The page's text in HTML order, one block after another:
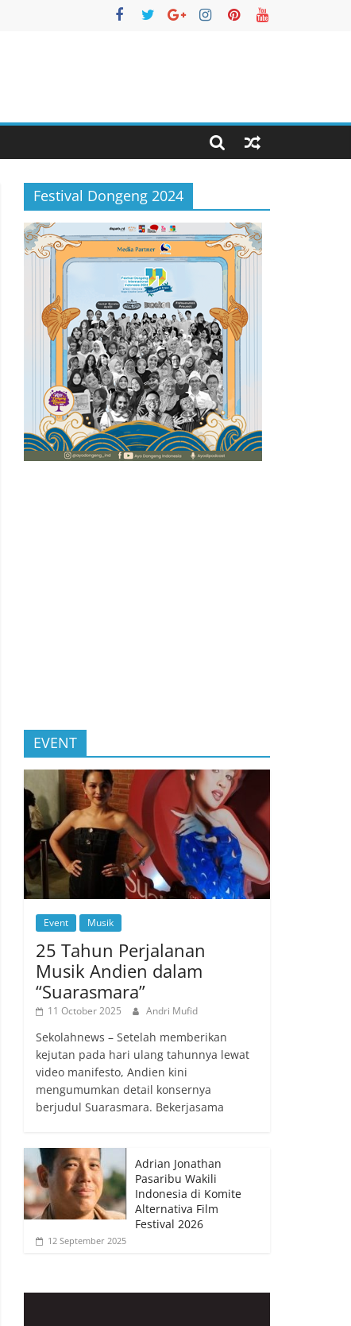
Festival Dongeng 2024
EVENT
Event Musik
25 Tahun Perjalanan
Musik Andien dalam
“Suarasmara”
11 October 2025 Andri Mufid
Sekolahnews – Setelah memberikan
kejutan pada hari ulang tahunnya lewat
video manifesto, Andien kini
mengumumkan detail konsernya
berjudul Suarasmara. Bekerjasama
Adrian Jonathan
Pasaribu Wakili
Indonesia di Komite
Alternativa Film
Festival 2026
12 September 2025